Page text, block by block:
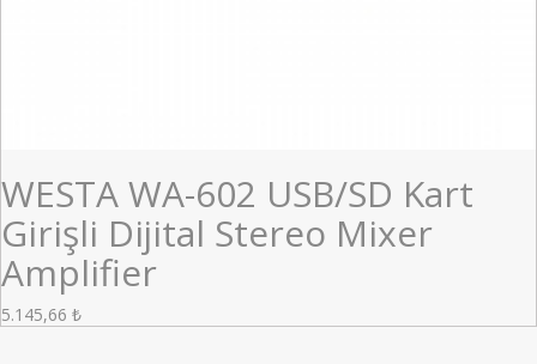
WESTA WA-602 USB/SD Kart
Girişli Dijital Stereo Mixer
Amplifier
5.145,66 ₺